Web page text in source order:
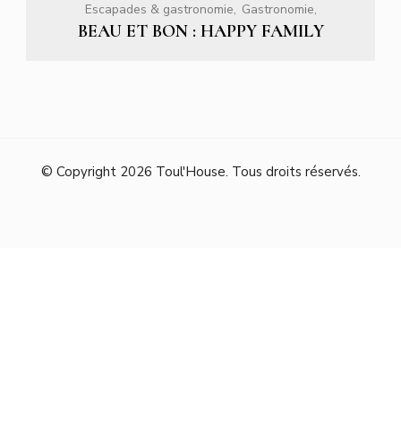
Escapades & gastronomie Gastronomie
BEAU ET BON : HAPPY FAMILY
© Copyright 2026 Toul'House. Tous droits réservés.